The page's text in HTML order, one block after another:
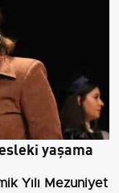
yaşama
Yılı Mezuniyet